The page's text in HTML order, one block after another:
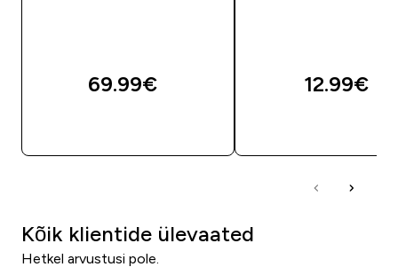
69.99€‎ 12.99€‎
Kõik klientide ülevaated
Hetkel arvustusi pole.